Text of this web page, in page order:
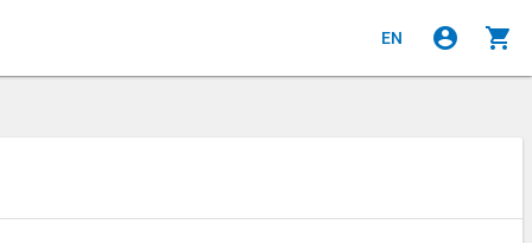
EN account_circle shopping_cart